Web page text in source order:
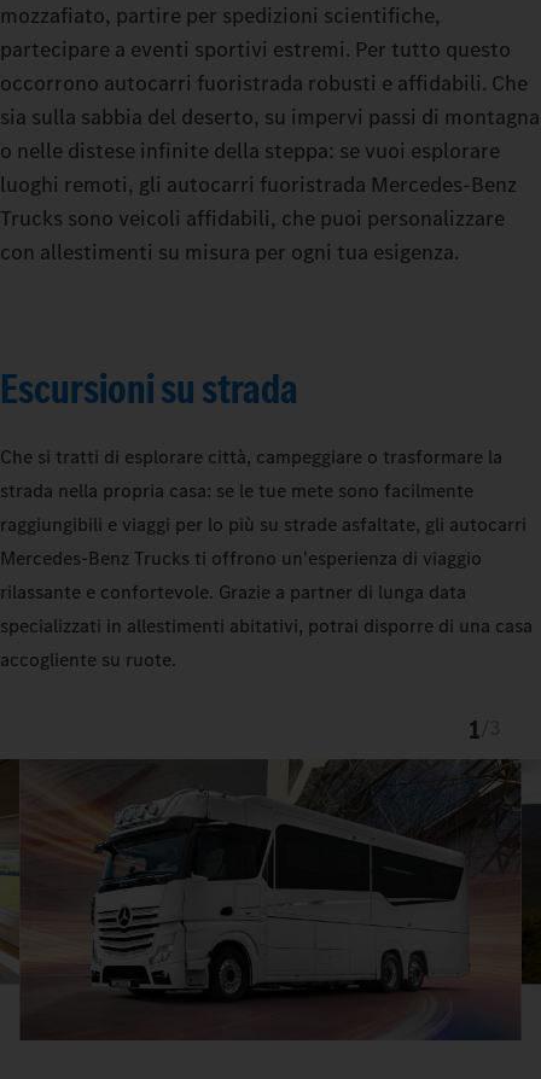
mozzafiato, partire per spedizioni scientifiche,
partecipare a eventi sportivi estremi. Per tutto questo
occorrono autocarri fuoristrada robusti e affidabili. Che
sia sulla sabbia del deserto, su impervi passi di montagna
o nelle distese infinite della steppa: se vuoi esplorare
luoghi remoti, gli autocarri fuoristrada Mercedes-Benz
Trucks sono veicoli affidabili, che puoi personalizzare
con allestimenti su misura per ogni tua esigenza.
Escursioni su strada
Che si tratti di esplorare città, campeggiare o trasformare la
strada nella propria casa: se le tue mete sono facilmente
raggiungibili e viaggi per lo più su strade asfaltate, gli autocarri
Mercedes‑Benz Trucks ti offrono un'esperienza di viaggio
rilassante e confortevole. Grazie a partner di lunga data
specializzati in allestimenti abitativi, potrai disporre di una casa
accogliente su ruote.
1